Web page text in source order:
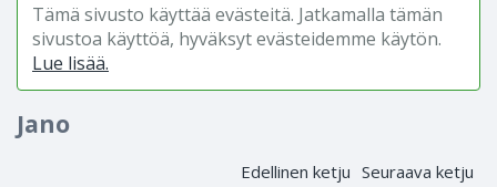
Tämä sivusto käyttää evästeitä. Jatkamalla tämän
sivustoa käyttöä, hyväksyt evästeidemme käytön.
Lue lisää.
Jano
Edellinen ketju Seuraava ketju